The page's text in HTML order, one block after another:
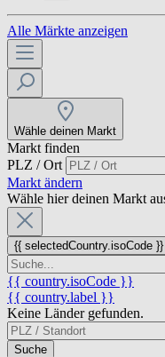
Alle Märkte anzeigen
Wähle deinen Markt
Markt finden
PLZ / Ort
Markt ändern
Wähle hier deinen Markt
{{ selectedCountry.isoCode }}
{{ country.isoCode }}
{{ country.label }}
Keine Länder gefunden.
Suche